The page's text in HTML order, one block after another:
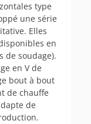
type
une série
Elles
en
de soudage).
en V de
bout à bout
de chauffe
de